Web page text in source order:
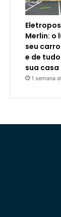
Merlin: o
seu
e de
sua
1 semana